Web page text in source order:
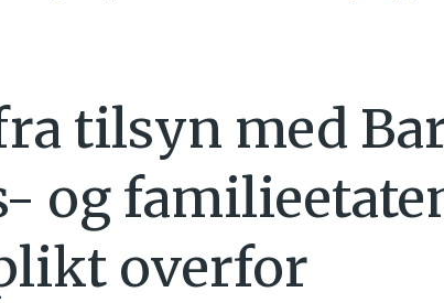
tilsyn med
og
overfor